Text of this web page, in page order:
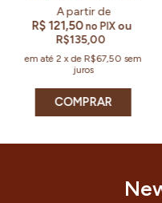
R$ 121,50no PIX ou
R$135,00
em até 2 xde R$67,50 sem
juros
COMPRAR